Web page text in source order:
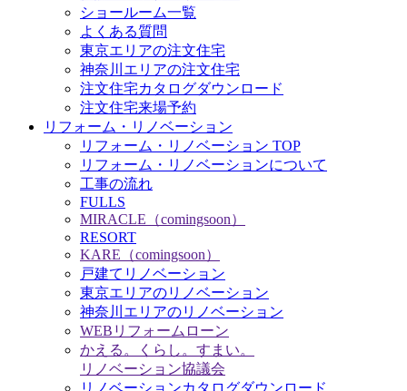
ショールーム一覧
よくある質問
東京エリアの注文住宅
神奈川エリアの注文住宅
注文住宅カタログダウンロード
注文住宅来場予約
リフォーム・リノベーション
リフォーム・リノベーション TOP
リフォーム・リノベーションについて
工事の流れ
FULLS
MIRACLE（comingsoon）
RESORT
KARE（comingsoon）
戸建てリノベーション
東京エリアのリノベーション
神奈川エリアのリノベーション
WEBリフォームローン
かえる。くらし。すまい。
リノベーション協議会
リノベーションカタログダウンロード